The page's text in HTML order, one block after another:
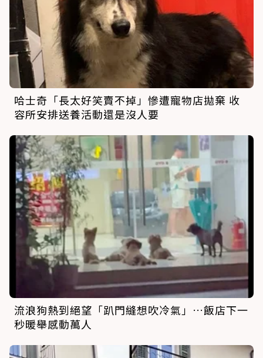
哈士奇「長太好笑賣不掉」慘遭寵物店拋棄 收
容所安排送養活動還是沒人要
流浪狗熱到絕望「趴門縫想吹冷氣」…飯店下一
秒暖舉感動萬人